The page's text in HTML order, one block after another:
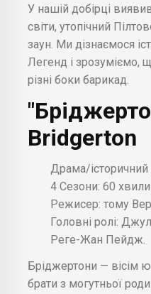
У нашій добірці
світи, утопічний
заун. Ми дізнаємося
Легенд і зрозуміємо,
різні боки барикад.
Bridgerton
Драма/
4 Сезони: 60
Режисер: тому
Головні ролі:
Реге-Жан Пейдж.
Бріджертони — вісім
брати з могутньої